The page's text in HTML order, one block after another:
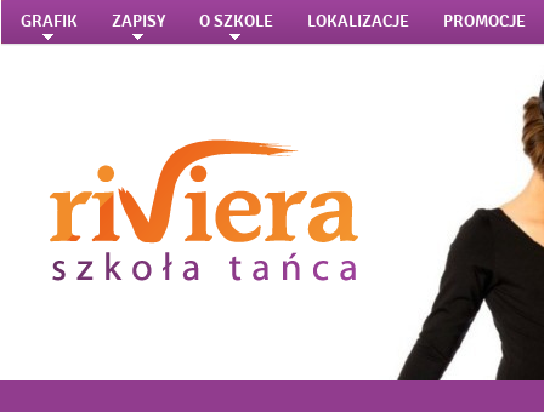
GRAFIK ZAPISY O SZKOLE LOKALIZACJE PROMOCJE